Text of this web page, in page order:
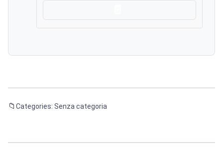
Categories: Senza categoria